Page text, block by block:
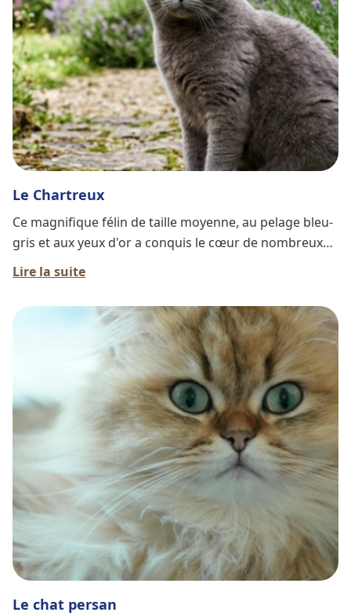
Le Chartreux
Ce magnifique félin de taille moyenne, au pelage bleu-
gris et aux yeux d'or a conquis le cœur de nombreux
propriétaires à travers le monde. Découvrez cette race
emblématique française.
Lire la suite
Le chat persan